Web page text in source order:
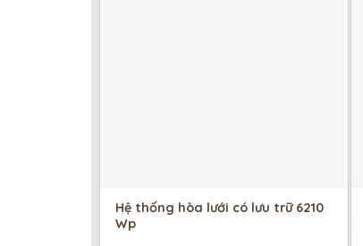
Hệ thống hòa lưới có lưu trữ 6210
Wp